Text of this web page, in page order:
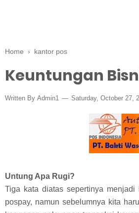
Home › kantor pos
Keuntungan
Written By Admin1 Saturday, October 27,
Untung Apa Rugi?
Tiga kata diatas sepertinya
pospay, namun sebelumnya kita